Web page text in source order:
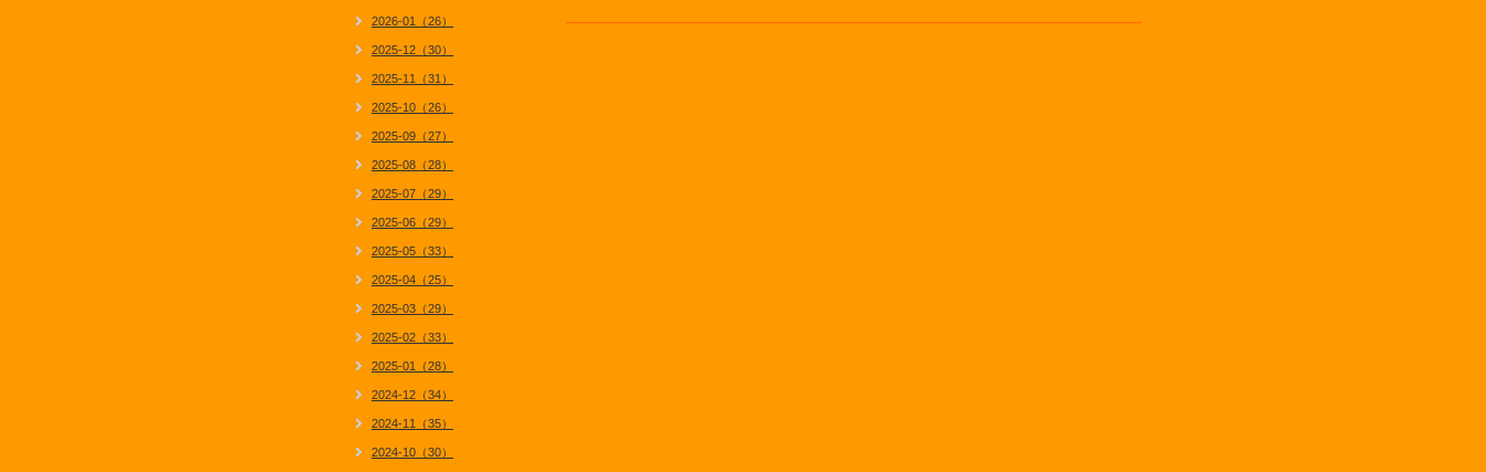
2026-01（26）
2025-12（30）
2025-11（31）
2025-10（26）
2025-09（27）
2025-08（28）
2025-07（29）
2025-06（29）
2025-05（33）
2025-04（25）
2025-03（29）
2025-02（33）
2025-01（28）
2024-12（34）
2024-11（35）
2024-10（30）